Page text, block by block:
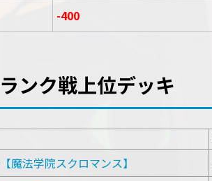
-400
ンク戦上位デッキ
魔法学院スクロマンス】